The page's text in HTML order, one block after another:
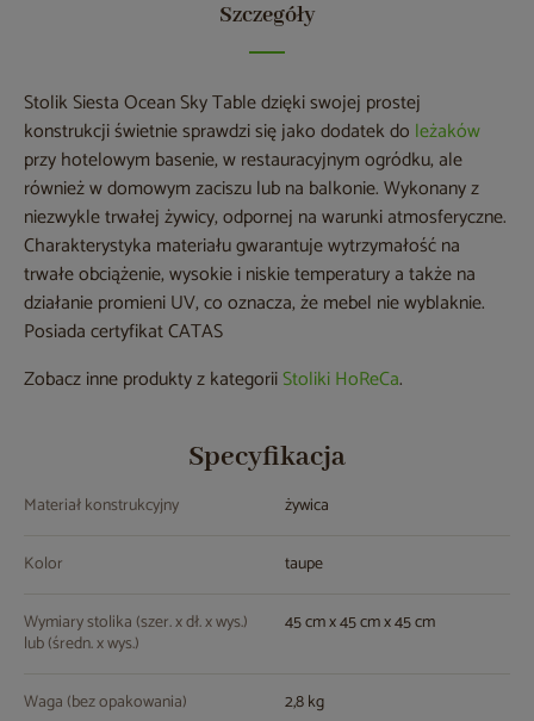
Szczegóły
Stolik Siesta Ocean Sky Table dzięki swojej prostej
konstrukcji świetnie sprawdzi się jako dodatek do leżaków
przy hotelowym basenie, w restauracyjnym ogródku, ale
również w domowym zaciszu lub na balkonie. Wykonany z
niezwykle trwałej żywicy, odpornej na warunki atmosferyczne.
Charakterystyka materiału gwarantuje wytrzymałość na
trwałe obciążenie, wysokie i niskie temperatury a także na
działanie promieni UV, co oznacza, że mebel nie wyblaknie.
Posiada certyfikat CATAS
Zobacz inne produkty z kategoriiStoliki HoReCa.
Specyfikacja
Materiał konstrukcyjny żywica
Kolor taupe
Wymiary stolika (szer. x dł. x wys.)
lub (średn. x wys.)
45 cm x 45 cm x 45 cm
Waga (bez opakowania) 2,8 kg